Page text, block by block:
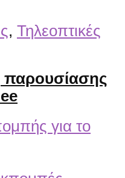
, Τηλεοπτικές
παρουσίασης